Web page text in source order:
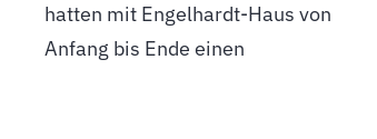
hatten mit Engelhardt-Haus von
Anfang bis Ende einen